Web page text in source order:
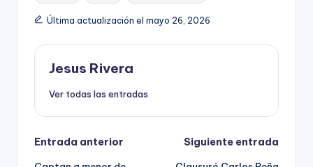
Última actualización el mayo 26, 2026
Jesus Rivera
Ver todas las entradas
Navegación
Entrada anterior
Siguiente entrada